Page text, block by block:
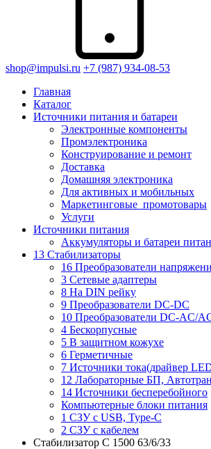
shop@impulsi.ru +7 (987) 934-08-53
Главная
Каталог
Источники питания и батареи
Электронные компоненты
Промэлектроника
Конструирование и ремонт
Доставка
Домашняя электроника
Для активных и мобильных
Маркетинговые_промотовары
Услуги
Источники питания
Аккумуляторы и батареи
13 Стабилизаторы
16 Преобразователи
3 Сетевые адаптеры
8 На DIN рейку
9 Преобразователи DC-DC
10 Преобразователи DC-AC/
4 Бескорпусные
5 В защитном кожухе
6 Герметичные
7 Источники тока(драйвер
12 Лабораторные БП,
14 Источники бесперебойного
Компьютерные блоки питания
1 СЗУ с USB, Type-C
2 СЗУ с кабелем
Стабилизатор С 1500 63/6/33